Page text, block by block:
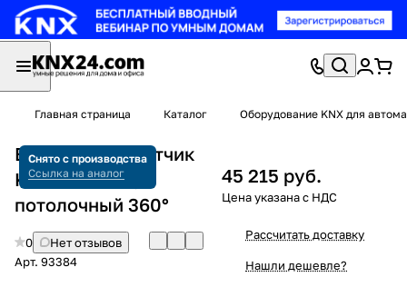
Главная страница Каталог Оборудование KNX для
Снято с производства
Ссылка на аналог
B.E.G. 93384 Датчик
KNX Standart,
потолочный 360°
0
Нет отзывов
Арт. 93384
45 215 руб.
Рассчитать доставку
Нашли дешевле?